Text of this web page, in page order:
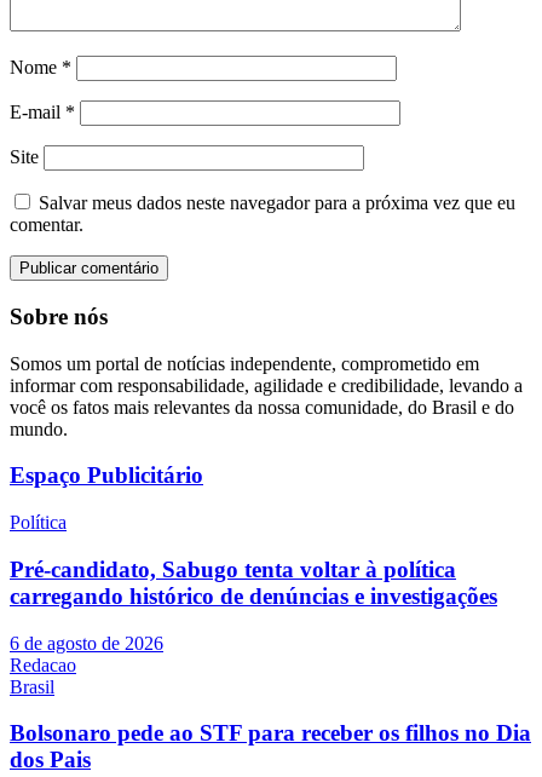
Nome *
E-mail *
Site
Salvar meus dados neste navegador para a próxima vez que eu
comentar.
Sobre nós
Somos um portal de notícias independente, comprometido em
informar com responsabilidade, agilidade e credibilidade, levando a
você os fatos mais relevantes da nossa comunidade, do Brasil e do
mundo.
Espaço Publicitário
Política
Pré-candidato, Sabugo tenta voltar à política
carregando histórico de denúncias e investigações
6 de agosto de 2026
Redacao
Brasil
Bolsonaro pede ao STF para receber os filhos no Dia
dos Pais